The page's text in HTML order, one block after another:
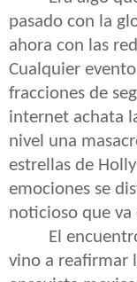
pasado con la
ahora con las
Cualquier
fracciones de
internet achata
nivel una
estrellas de
emociones se
noticioso que
El
vino a reafirmar